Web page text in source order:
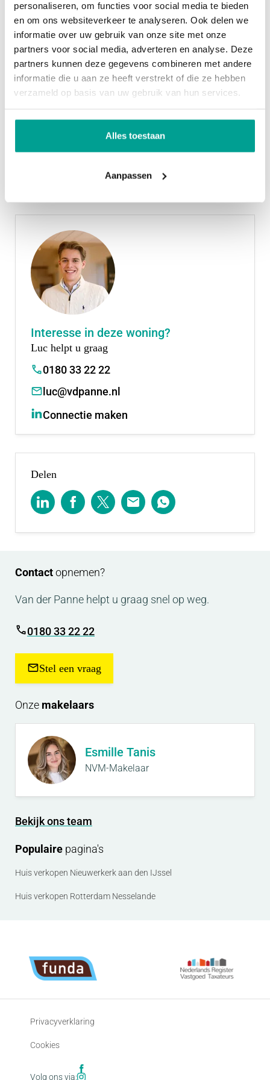
personaliseren, om functies voor social media te bieden
en om ons websiteverkeer te analyseren. Ook delen we
informatie over uw gebruik van onze site met onze
partners voor social media, adverteren en analyse. Deze
partners kunnen deze gegevens combineren met andere
informatie die u aan ze heeft verstrekt of die ze hebben
verzameld op basis van uw gebruik van hun services.
Alles toestaan
Aanpassen
hebben een riant woonoppervlak van ca. 150 m²
tot ca. 161 m². De woningen met een breedte van
6.00 meter zijn voorzien van een zeer royale entree
en een L-vormige woonkamer met een open
(leef)keuken van totaal 46 m² op de begane grond.
een volledig ingerichte badkamer met ligbad en
separate inloopdouche. De enorme open
eigen smaak inrichten.
Met grote groenplaatsen en de waterrijke, groen
ademende omgeving van Nieuwerkerk aan den
IJssel is de ruimte in de nieuwbouwwijk Esse
Zoom onmetelijk. Rustig wonen en tegelijkertijd
zeer centraal in de Randstad. Esse Zoom bestaat
straks uit ongeveer 550 nieuwbouwwoningen,
fase 5 en 6 binnenkort volgen.
Bergruimte
Garage Geen garage
Overig
Interesse in deze woning?
Luc helpt u graag
0180 33 22 22
luc@vdpanne.nl
Connectie maken
Delen
Contactopnemen?
Van der Panne helpt u graag snel op weg.
0180 33 22 22
Stel een vraag
Onze makelaars
Esmille Tanis
NVM-Makelaar
Bekijk ons team
Populaire pagina's
Huis verkopen Nieuwerkerk aan den IJssel
Huis verkopen Rotterdam Nesselande
Privacyverklaring
Cookies
Volg ons via: